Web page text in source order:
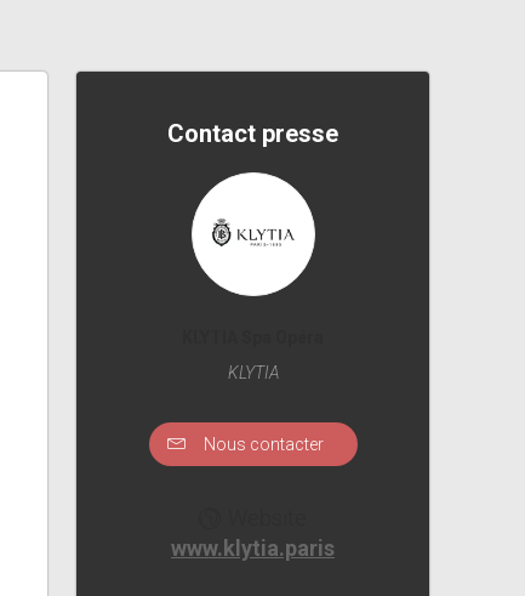
Contact presse
KLYTIA
Nous contacter
www.klytia.paris